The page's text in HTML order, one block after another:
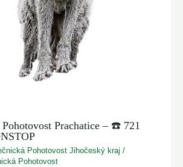
Prachatice – ☎️ 721
Pohotovost Jihočeský kraj /
Pohotovost